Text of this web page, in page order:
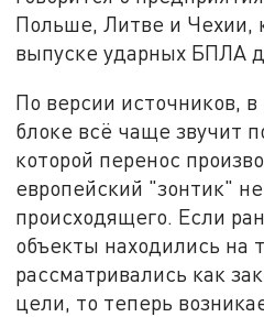
Польше, Литве и Чехии,
выпуске ударных БПЛА
По версии источников,
блоке всё чаще звучит
которой перенос
европейский "зонтик"
происходящего. Если
объекты находились на
рассматривались как
цели, то теперь